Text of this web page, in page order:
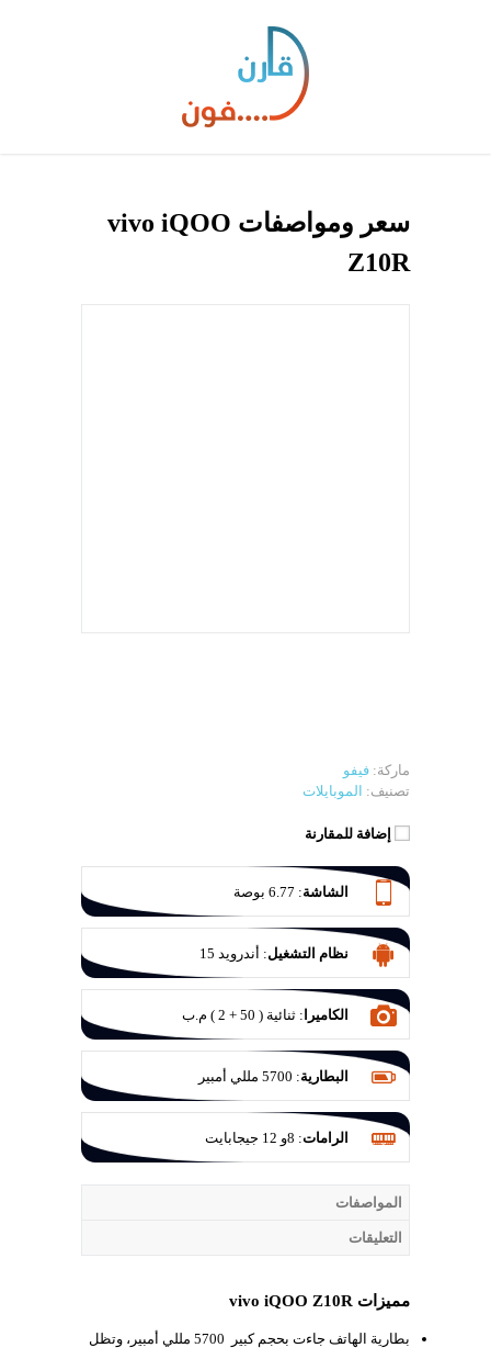
سعر ومواصفات vivo iQOO
Z10R
ماركة: فيفو
تصنيف: الموبايلات
إضافة للمقارنة
الشاشة: 6.77 بوصة
نظام التشغيل: أندرويد 15
الكاميرا : ثنائية ( 50 + 2 ) م.ب
البطارية: 5700 مللي أمبير
الرامات: 8و 12 جيجابايت
المواصفات
التعليقات
مميزات vivo iQOO Z10R
بطارية الهاتف جاءت بحجم كبير
5700 مللي أمبير، وتظل